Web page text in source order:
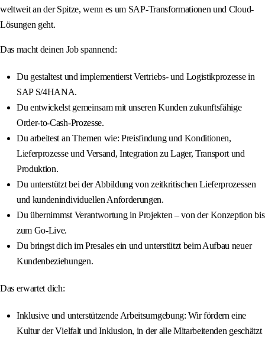
weltweit an der Spitze, wenn es um SAP-Transformationen und Cloud-
Lösungen geht.
Das macht deinen Job spannend:
Du gestaltest und implementierst Vertriebs- und Logistikprozesse in
SAP S/4HANA.
Du entwickelst gemeinsam mit unseren Kunden zukunftsfähige
Order-to-Cash-Prozesse.
Du arbeitest an Themen wie: Preisfindung und Konditionen,
Lieferprozesse und Versand, Integration zu Lager, Transport und
Produktion.
Du unterstützt bei der Abbildung von zeitkritischen Lieferprozessen
und kundenindividuellen Anforderungen.
Du übernimmst Verantwortung in Projekten – von der Konzeption bis
zum Go-Live.
Du bringst dich im Presales ein und unterstützt beim Aufbau neuer
Kundenbeziehungen.
Das erwartet dich:
Inklusive und unterstützende Arbeitsumgebung: Wir fördern eine
Kultur der Vielfalt und Inklusion, in der alle Mitarbeitenden geschätzt